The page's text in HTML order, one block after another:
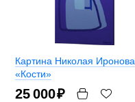
Картина Николая Иронова
«Кости»
25 000₽